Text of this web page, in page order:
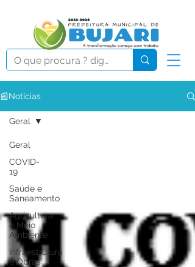
📰Notícias
Geral
COVID-
19
Saúde e
Saneamento
Agricultura
e Meio
Ambiente
Infraestrutura
e Obras
Geral